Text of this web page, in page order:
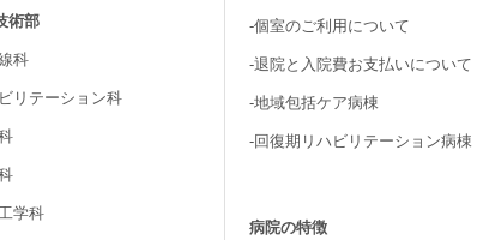
術部
科
リテーション科
学科
-個室のご利用について
-退院と入院費お支払いについて
-地域包括ケア病棟
-回復期リハビリテーション病棟
病院の特徴